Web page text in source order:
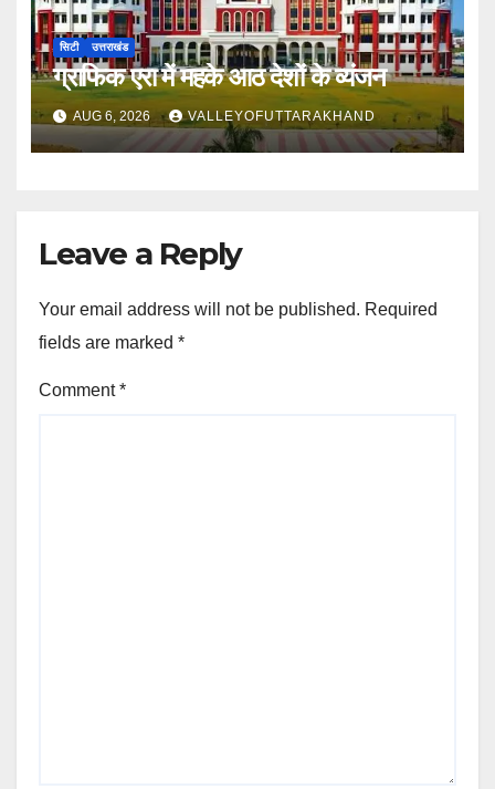
सिटी उत्तराखंड
ग्राफिक एरा में महके आठ देशों के व्यंजन
AUG 6, 2026 VALLEYOFUTTARAKHAND
Leave a Reply
Your email address will not be published. Required
fields are marked *
Comment*